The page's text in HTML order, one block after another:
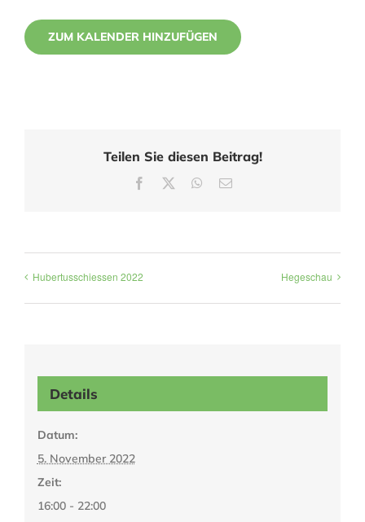
ZUM KALENDER HINZUFÜGEN
Teilen Sie diesen Beitrag!
Facebook WhatsApp
E-
Hubertusschiessen 2022 Hegeschau
Details
Datum:
5. November 2022
Zeit:
16:00 - 22:00